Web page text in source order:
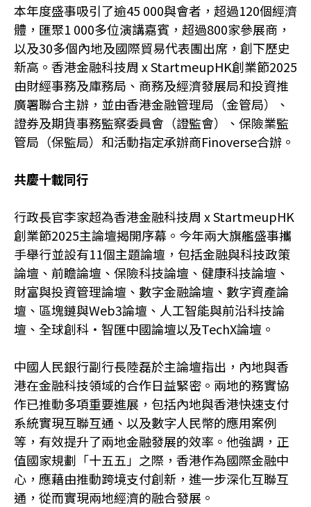
本年度盛事吸引了逾45 000與會者，超過120個經濟
體，匯聚1 000多位演講嘉賓，超過800家參展商，
以及30多個內地及國際貿易代表團出席，創下歷史
新高。香港金融科技周 x StartmeupHK創業節2025
由財經事務及庫務局、商務及經濟發展局和投資推
廣署聯合主辦，並由香港金融管理局（金管局）、
證券及期貨事務監察委員會（證監會）、保險業監
管局（保監局）和活動指定承辦商Finoverse合辦。
共慶十載同行
行政長官李家超為香港金融科技周 x StartmeupHK
創業節2025主論壇揭開序幕。今年兩大旗艦盛事攜
手舉行並設有11個主題論壇，包括金融與科技政策
論壇、前瞻論壇、保險科技論壇、健康科技論壇、
財富與投資管理論壇、數字金融論壇、數字資產論
壇、區塊鏈與Web3論壇、人工智能與前沿科技論
壇、全球創科‧智匯中國論壇以及TechX論壇。
中國人民銀行副行長陸磊於主論壇指出，內地與香
港在金融科技領域的合作日益緊密。兩地的務實協
作已推動多項重要進展，包括內地與香港快速支付
系統實現互聯互通、以及數字人民幣的應用案例
等，有效提升了兩地金融發展的效率。他強調，正
值國家規劃「十五五」之際，香港作為國際金融中
心，應藉由推動跨境支付創新，進一步深化互聯互
通，從而實現兩地經濟的融合發展。